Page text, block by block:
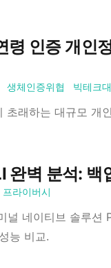
령 인증 개인
생체인증위협 빅테크
초래하는 대규모 개
벽 분석: 백
프라이버시
널 네이티브 솔루션
능 비교.